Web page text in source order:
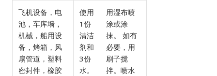
飞机设备，电
池，车库墙，
机械，船用设
备，烤箱，风
扇管道，塑料
密封件，橡胶
使用
1份
清洁
剂和
3份
水。
用湿布喷
涂或涂
抹。 如有
必要，用
刷子搅
拌。喷水